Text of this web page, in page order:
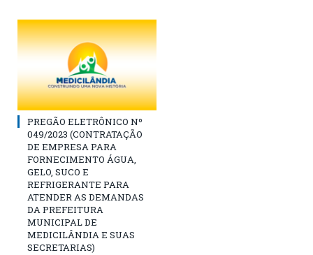
PREGÃO ELETRÔNICO Nº
049/2023 (CONTRATAÇÃO
DE EMPRESA PARA
FORNECIMENTO ÁGUA,
GELO, SUCO E
REFRIGERANTE PARA
ATENDER AS DEMANDAS
DA PREFEITURA
MUNICIPAL DE
MEDICILÂNDIA E SUAS
SECRETARIAS)